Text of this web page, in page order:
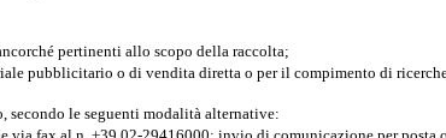
pertinenti allo scopo della raccolta;
pubblicitario o di vendita diretta o per il compimento di
le seguenti modalità alternative: